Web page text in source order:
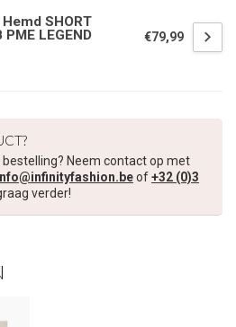
Hemd SHORT
PME LEGEND
€79,99
bestelling? Neem contact op met
of+32 (0)3
verder!
om op de hoogte te blijven
en ontvang5 euro kortingop je
aankoop! 😀